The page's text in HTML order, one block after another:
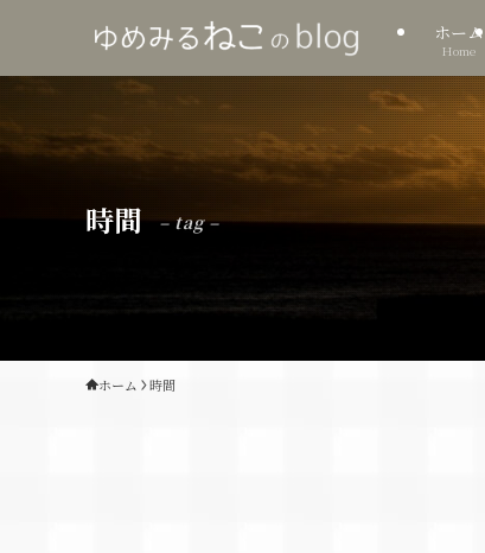
ホーム
Home
時間 – tag –
ホーム 時間